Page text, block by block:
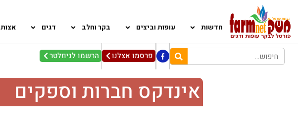
חדשות עופות וביצים בקר וחלב דגים אצות
פרסמו אצלנו הרשמו לניוזלטר
אינדקס חברות וספקים